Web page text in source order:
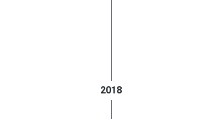
2018